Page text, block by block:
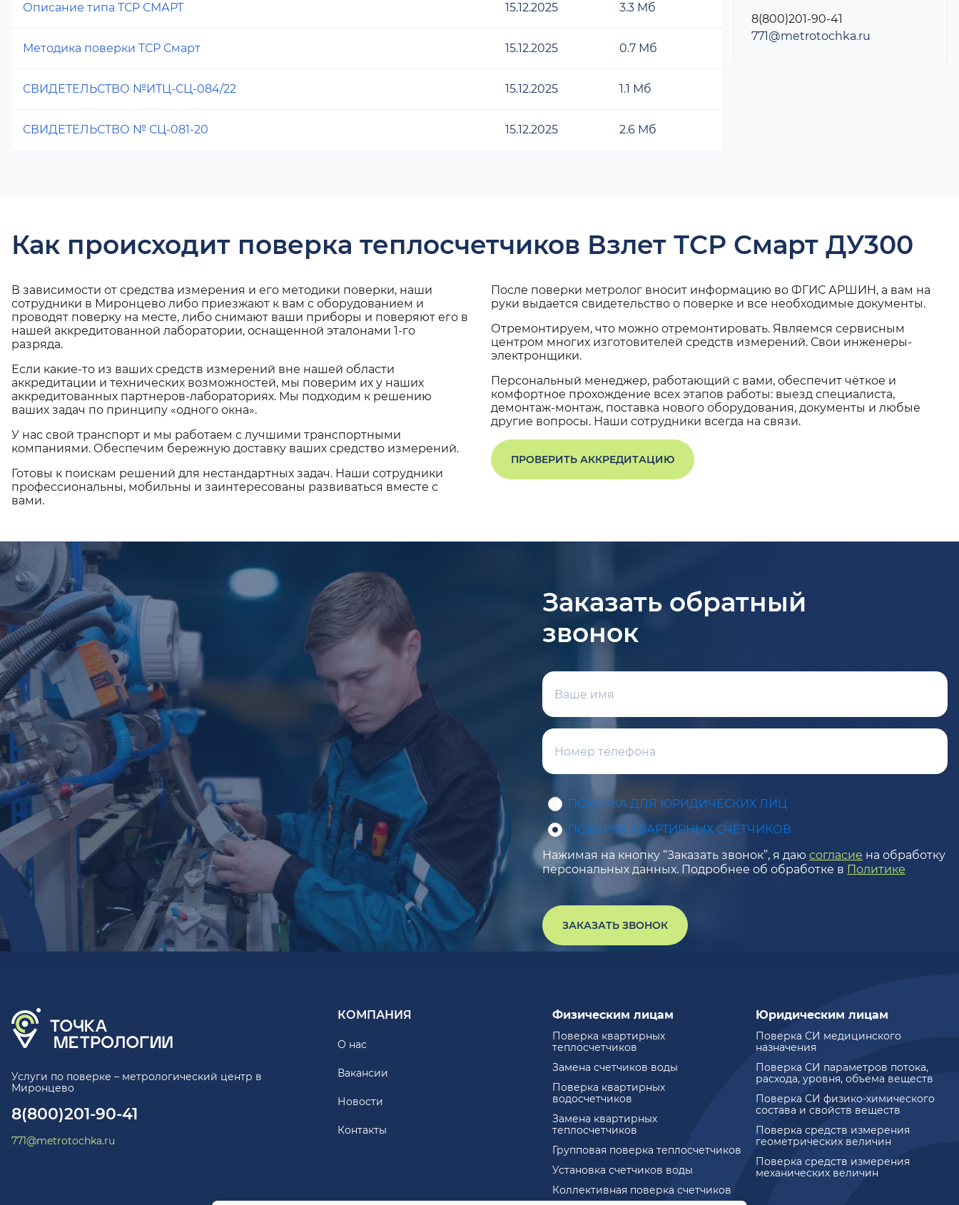
Описание типа ТСР СМАРТ 15.12.2025 3.3 Мб
Методика поверки ТСР Смарт 15.12.2025 0.7 Мб
СВИДЕТЕЛЬСТВО №ИТЦ-СЦ-084/22 15.12.2025 1.1 Мб
СВИДЕТЕЛЬСТВО № СЦ-081-20 15.12.2025 2.6 Мб
8(800)201-90-41
771@metrotochka.ru
Как происходит поверка теплосчетчиков Взлет ТСР Смарт ДУ300
В зависимости от средства измерения и его методики поверки, наши
сотрудники в Миронцево либо приезжают к вам с оборудованием и
проводят поверку на месте, либо снимают ваши приборы и поверяют его в
нашей аккредитованной лаборатории, оснащенной эталонами 1-го
разряда.
Если какие-то из ваших средств измерений вне нашей области
аккредитации и технических возможностей, мы поверим их у наших
аккредитованных партнеров-лабораториях. Мы подходим к решению
ваших задач по принципу «одного окна».
У нас свой транспорт и мы работаем с лучшими транспортными
компаниями. Обеспечим бережную доставку ваших средство измерений.
Готовы к поискам решений для нестандартных задач. Наши сотрудники
профессиональны, мобильны и заинтересованы развиваться вместе с
вами.
После поверки метролог вносит информацию во ФГИС АРШИН, а вам на
руки выдается свидетельство о поверке и все необходимые документы.
Отремонтируем, что можно отремонтировать. Являемся сервисным
центром многих изготовителей средств измерений. Свои инженеры-
электронщики.
Персональный менеджер, работающий с вами, обеспечит чёткое и
комфортное прохождение всех этапов работы: выезд специалиста,
демонтаж-монтаж, поставка нового оборудования, документы и любые
другие вопросы. Наши сотрудники всегда на связи.
ПРОВЕРИТЬ АККРЕДИТАЦИЮ
Заказать обратный
звонок
ПОВЕРКА ДЛЯ ЮРИДИЧЕСКИХ ЛИЦ
ПОВЕРКА КВАРТИРНЫХ СЧЕТЧИКОВ
Нажимая на кнопку “Заказать звонок”, я даю согласие на обработку
персональных данных. Подробнее об обработке в Политике
ЗАКАЗАТЬ ЗВОНОК
Услуги по поверке – метрологический центр в
Миронцево
8(800)201-90-41
771@metrotochka.ru
КОМПАНИЯ
О нас
Вакансии
Новости
Контакты
Физическим лицам
Поверка квартирных
теплосчетчиков
Замена счетчиков воды
Поверка квартирных
водосчетчиков
Замена квартирных
теплосчетчиков
Групповая поверка теплосчетчиков
Установка счетчиков воды
Коллективная поверка счетчиков
Юридическим лицам
Поверка СИ медицинского
назначения
Поверка СИ параметров потока,
расхода, уровня, объема веществ
Поверка СИ физико-химического
состава и свойств веществ
Поверка средств измерения
геометрических величин
Поверка средств измерения
механических величин